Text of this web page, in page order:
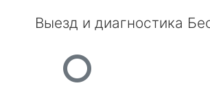
Выезд и диагностика